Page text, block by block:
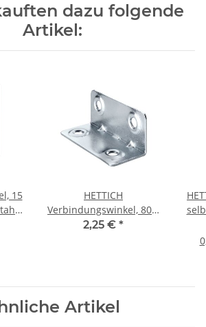
dazu folgende
Artikel:
15
HETTICH
Verbindungswinkel, 80 x
80 x 30mm, verzinkt
2,25 € *
Artikel